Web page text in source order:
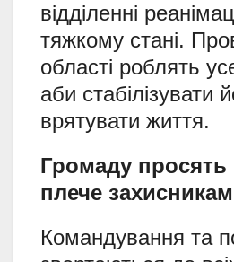
відділенні
тяжкому стані.
області роблять
аби стабілізувати
врятувати життя.
Громаду просять
плече захисникам
Командування та